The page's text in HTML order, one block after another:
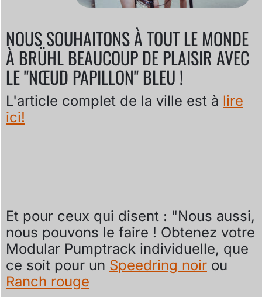
NOUS SOUHAITONS À TOUT LE MONDE
À BRÜHL BEAUCOUP DE PLAISIR AVEC
LE "NŒUD PAPILLON" BLEU !
L'article complet de la ville est à lire
ici!
Et pour ceux qui disent : "Nous aussi,
nous pouvons le faire ! Obtenez votre
Modular Pumptrack individuelle, que
ce soit pour un Speedring noir ou
Ranch rouge